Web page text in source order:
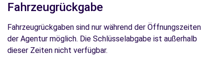
Fahrzeugrückgabe
Fahrzeugrückgaben sind nur während der Öffnungszeiten
der Agentur möglich. Die Schlüsselabgabe ist außerhalb
dieser Zeiten nicht verfügbar.